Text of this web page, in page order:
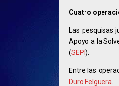
Cuatro
Las pesquisas
Apoyo a la
(SEPI ).
Entre las
Duro Felguera